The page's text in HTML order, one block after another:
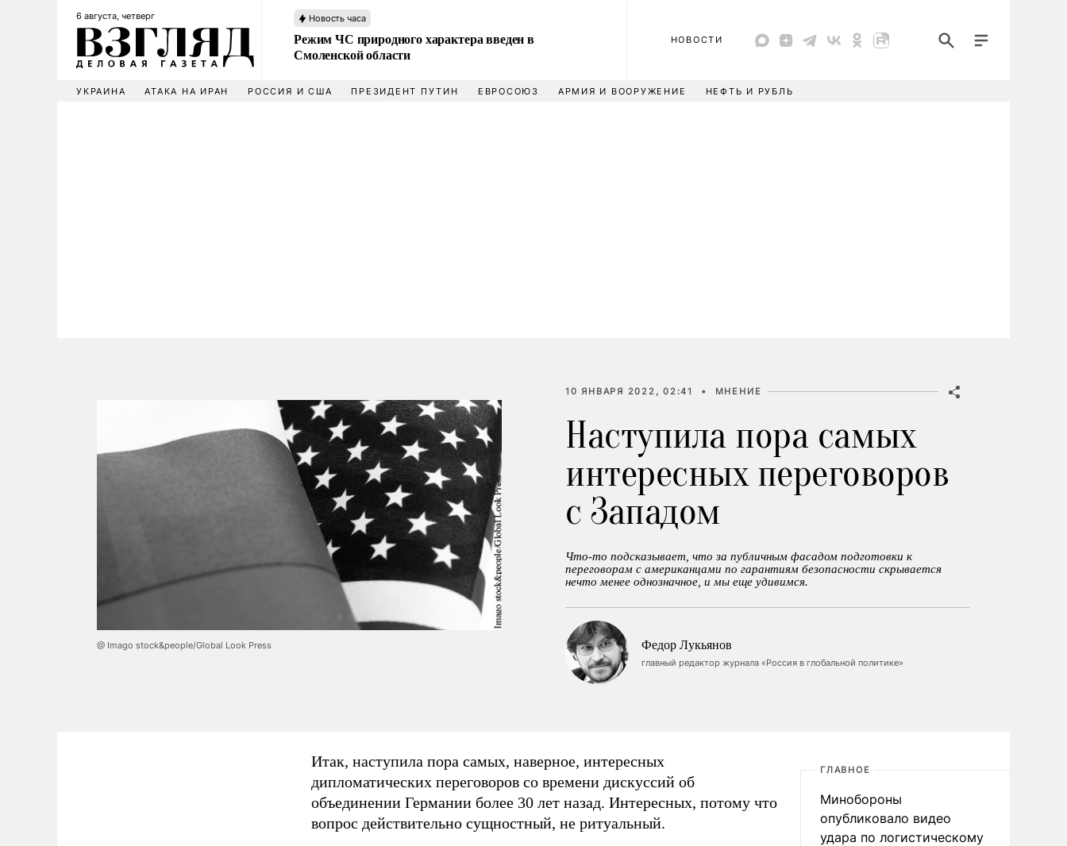
6 августа, четверг Новость часа
Режим ЧС природного характера введен в
Смоленской области
НОВОСТИ
УКРАИНА АТАКА НА ИРАН РОССИЯ И США ПРЕЗИДЕНТ ПУТИН ЕВРОСОЮЗ АРМИЯ И ВООРУЖЕНИЕ НЕФТЬ И РУБЛЬ
@ Imago stock&people/Global Look Press
10 ЯНВАРЯ 2022, 02:41 • МНЕНИЕ
Наступила пора самых
интересных переговоров
с Западом
Что-то подсказывает, что за публичным фасадом подготовки к
переговорам с американцами по гарантиям безопасности скрывается
нечто менее однозначное, и мы еще удивимся.
Федор Лукьянов
главный редактор журнала «Россия в глобальной политике»
Итак, наступила пора самых, наверное, интересных
дипломатических переговоров со времени дискуссий об
объединении Германии более 30 лет назад. Интересных, потому что
вопрос действительно сущностный, не ритуальный.
ГЛАВНОЕ
Минобороны
опубликовало видео
удара по логистическому